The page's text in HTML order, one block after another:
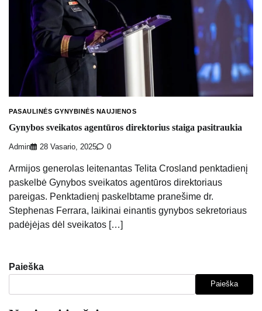
PASAULINĖS GYNYBINĖS NAUJIENOS
Gynybos sveikatos agentūros direktorius staiga pasitraukia
Admin 28 Vasario, 2025 0
Armijos generolas leitenantas Telita Crosland penktadienį
paskelbė Gynybos sveikatos agentūros direktoriaus
pareigas. Penktadienį paskelbtame pranešime dr.
Stephenas Ferrara, laikinai einantis gynybos sekretoriaus
padėjėjas dėl sveikatos […]
Paieška
Paieška